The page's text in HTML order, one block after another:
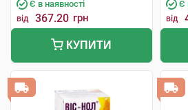
Є в наявності
від 367.20 грн
КУПИТИ
Є
від